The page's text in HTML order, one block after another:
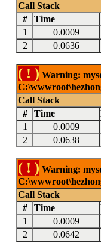
Call Stack
#
Time
1
0.0009
2
0.0636
( ! ) Warning:
Call Stack
#
Time
1
0.0009
2
0.0638
( ! ) Warning:
Call Stack
#
Time
1
0.0009
2
0.0642